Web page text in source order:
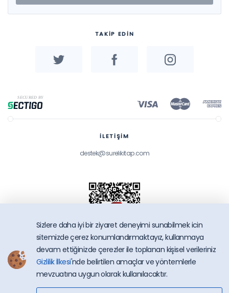
TAKİP EDİN
İLETİŞİM
destek@surelikitap.com
SüreliKitap.com
Copyright © 2026 - Bütün Hakları Saklıdır.
Sizlere daha iyi bir ziyaret deneyimi sunabilmek icin
sitemizde çerez konumlandırmaktayız, kullanmaya
devam ettiğinizde çerezler ile toplanan kişisel verileriniz
Gizlilik İlkesi'nde belirtilen amaçlar ve yöntemlerle
mevzuatına uygun olarak kullanılacaktır.